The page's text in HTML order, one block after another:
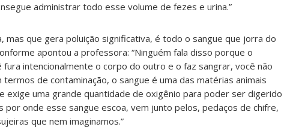
administrar todo esse volume de fezes e urina.”
mas que gera poluição significativa, é todo o sangue que jorra do
apontou a professora: “Ninguém fala disso porque o
intencionalmente o corpo do outro e o faz sangrar, você não
de contaminação, o sangue é uma das matérias animais
exige uma grande quantidade de oxigênio para poder ser digerido
onde esse sangue escoa, vem junto pelos, pedaços de chifre,
que nem imaginamos.”